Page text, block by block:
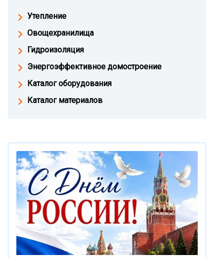
Утепление
Овощехранилища
Гидроизоляция
Энергоэффективное домостроение
Каталог оборудования
Каталог материалов